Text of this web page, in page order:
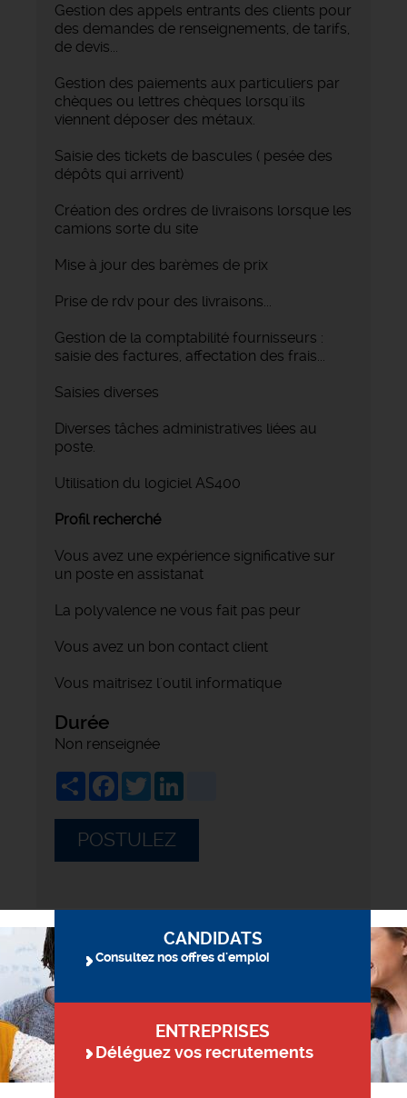
Gestion des appels entrants des clients pour
des demandes de renseignements, de tarifs,
de devis...
Gestion des paiements aux particuliers par
chèques ou lettres chèques lorsqu'ils
viennent déposer des métaux.
Saisie des tickets de bascules ( pesée des
dépôts qui arrivent)
Création des ordres de livraisons lorsque les
camions sorte du site
Mise à jour des barèmes de prix
Prise de rdv pour des livraisons...
Gestion de la comptabilité fournisseurs :
saisie des factures, affectation des frais...
Saisies diverses
Diverses tâches administratives liées au
poste.
Utilisation du logiciel AS400
Profil recherché
Vous avez une expérience significative sur
un poste en assistanat
La polyvalence ne vous fait pas peur
Vous avez un bon contact client
Vous maitrisez l'outil informatique
Durée
Non renseignée
ShareFacebook
Twitter
POSTULEZ
CANDIDATS
Consultez nos offres d'emploi
ENTREPRISES
Déléguez vos recrutements